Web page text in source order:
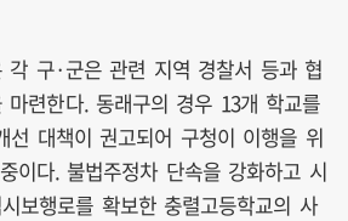
각 구·군은 관련 지역 경찰서 등과 협
련한다. 동래구의 경우 13개 학교를
선 대책이 권고되어 구청이 이행을 위
이다. 불법주정차 단속을 강화하고 시
보행로를 확보한 충렬고등학교의 사